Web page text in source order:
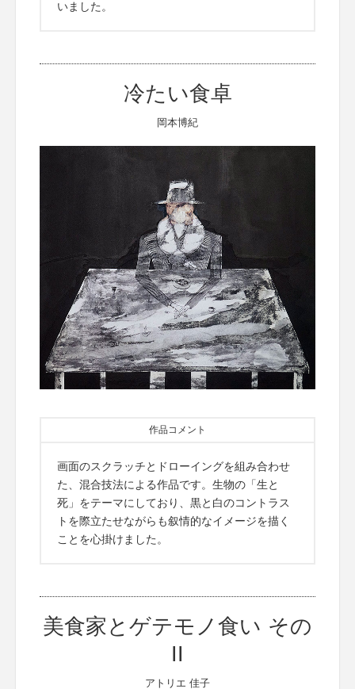
いました。
冷たい食卓
岡本博紀
作品コメント
画面のスクラッチとドローイングを組み合わせ
た、混合技法による作品です。生物の「生と
死」をテーマにしており、黒と白のコントラス
トを際立たせながらも叙情的なイメージを描く
ことを心掛けました。
美食家とゲテモノ食い その
II
アトリエ 佳子